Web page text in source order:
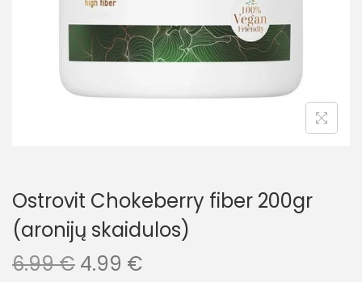
Ostrovit Chokeberry fiber 200gr
(aronijų skaidulos)
6.99€ 4.99 €